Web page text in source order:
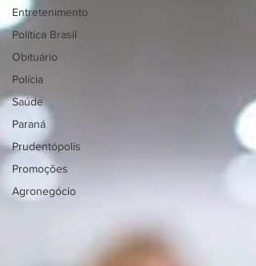
Entretenimento
Política Brasil
Obituário
Polícia
Saúde
Paraná
Prudentópolis
Promoções
Agronegócio